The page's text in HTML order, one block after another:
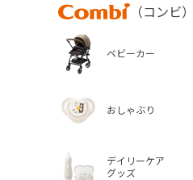
Combi
（コンビ）
ベビーカー
おしゃぶり
デイリーケア
グッズ